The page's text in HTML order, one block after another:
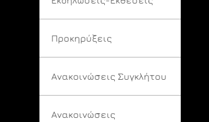
Προκηρύξεις
Ανακοινώσεις Συγκλήτου
Ανακοινώσεις